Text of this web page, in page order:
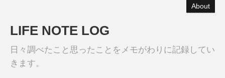
About
LIFE NOTE LOG
日々調べたこと思ったことをメモがわりに記録してい
きます。